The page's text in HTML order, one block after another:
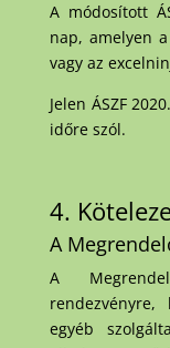
A módosított
nap, amelyen
vagy az
Jelen ÁSZF
időre szól.
4.
A
A
rendezvényre,
egyéb